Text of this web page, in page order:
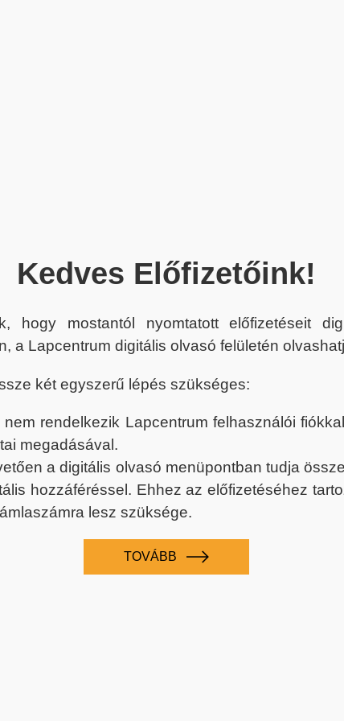
Kedves Előfizetőink!
hogy mostantól nyomtatott előfizetéseit
a Lapcentrum digitális olvasó felületén
két egyszerű lépés szükséges:
rendelkezik Lapcentrum felhasználói
megadásával.
a digitális olvasó menüpontban tudja
hozzáféréssel. Ehhez az előfizetéséhez
lesz szüksége.
TOVÁBB